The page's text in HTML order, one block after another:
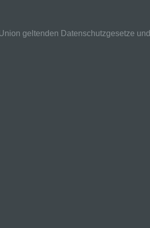
geltenden Datenschutzgesetze und